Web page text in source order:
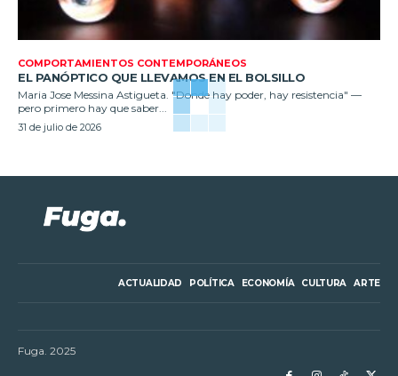
COMPORTAMIENTOS CONTEMPORÁNEOS
EL PANÓPTICO QUE LLEVAMOS EN EL BOLSILLO
Maria Jose Messina Astigueta. "Donde hay poder, hay resistencia" —
pero primero hay que saber...
31 de julio de 2026
ACTUALIDAD POLÍTICA ECONOMÍA CULTURA ARTE
Fuga. 2025